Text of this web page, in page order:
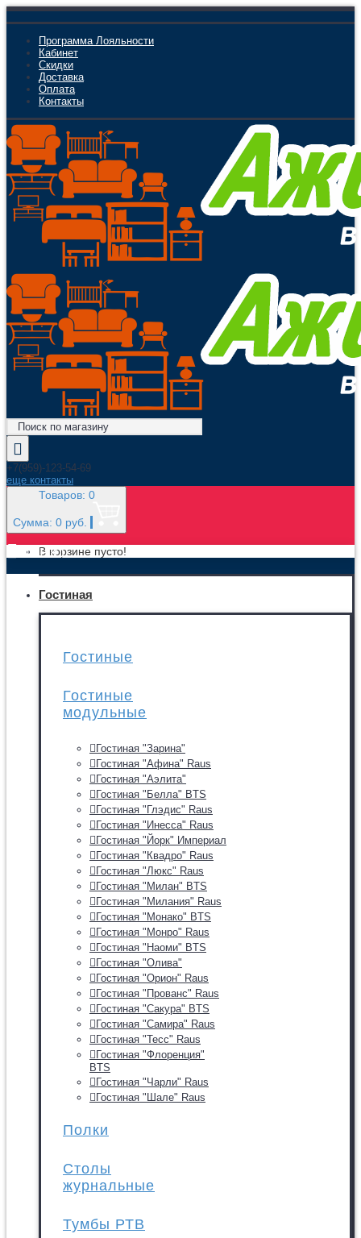
Программа Лояльности
Кабинет
Скидки
Доставка
Оплата
Контакты
+7(959)-123-54-69
еще контакты
Товаров: 0
Сумма: 0 руб.
В корзине пусто!
МЕНЮ
Гостиная
Гостиные
Гостиные
модульные
Гостиная "Зарина"
Гостиная "Афина" Raus
Гостиная "Аэлита"
Гостиная "Белла" BTS
Гостиная "Глэдис" Raus
Гостиная "Инесса" Raus
Гостиная "Йорк" Империал
Гостиная "Квадро" Raus
Гостиная "Люкс" Raus
Гостиная "Милан" BTS
Гостиная "Милания" Raus
Гостиная "Монако" BTS
Гостиная "Монро" Raus
Гостиная "Наоми" BTS
Гостиная "Олива"
Гостиная "Орион" Raus
Гостиная "Прованс" Raus
Гостиная "Сакура" BTS
Гостиная "Самира" Raus
Гостиная "Тесс" Raus
Гостиная "Флоренция"
BTS
Гостиная "Чарли" Raus
Гостиная "Шале" Raus
Полки
Столы
журнальные
Тумбы РТВ